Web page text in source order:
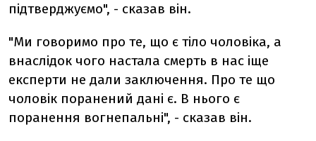
підтверджуємо", - сказав він.
"Ми говоримо про те, що є тіло чоловіка, а
внаслідок чого настала смерть в нас іще
експерти не дали заключення. Про те що
чоловік поранений дані є. В нього є
поранення вогнепальні", - сказав він.